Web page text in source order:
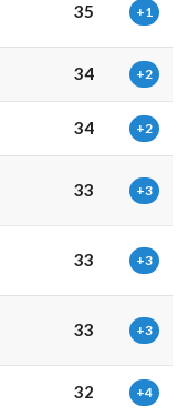
35 +1
34 +2
34 +2
33 +3
33 +3
33 +3
32 +4